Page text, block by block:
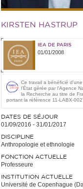
KIRSTEN HASTRUP
IEA DE PARIS
01/01/2008
Ce travail a bénéficié
l’État gérée par l'Agence
la Recherche au titre de
portant la référence 11-LABX-
DATES DE SÉJOUR
01/09/2016 - 31/01/2017
DISCIPLINE
Anthropologie et ethnologie
FONCTION ACTUELLE
Professeure
INSTITUTION ACTUELLE
Université de Copenhague